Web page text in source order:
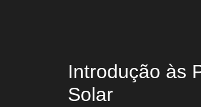
Introdução às
Solar